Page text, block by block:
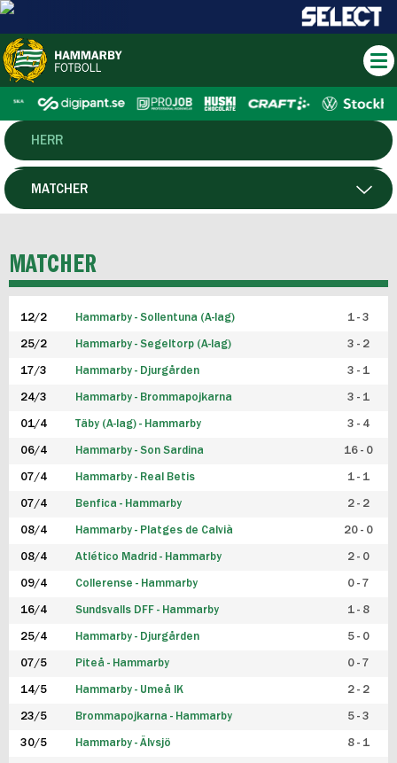
HERR
DAM
P19
F19
FUTSAL HERR
FUTSAL DAM
MATCHER
MATCHER
12/2 Hammarby - Sollentuna (A-lag) 1 - 3
25/2 Hammarby - Segeltorp (A-lag) 3 - 2
17/3 Hammarby - Djurgården 3 - 1
24/3 Hammarby - Brommapojkarna 3 - 1
01/4 Täby (A-lag) - Hammarby 3 - 4
06/4 Hammarby - Son Sardina 16 - 0
07/4 Hammarby - Real Betis 1 - 1
07/4 Benfica - Hammarby 2 - 2
08/4 Hammarby - Platges de Calvià 20 - 0
08/4 Atlético Madrid - Hammarby 2 - 0
09/4 Collerense - Hammarby 0 - 7
16/4 Sundsvalls DFF - Hammarby 1 - 8
25/4 Hammarby - Djurgården 5 - 0
07/5 Piteå - Hammarby 0 - 7
14/5 Hammarby - Umeå IK 2 - 2
23/5 Brommapojkarna - Hammarby 5 - 3
30/5 Hammarby - Älvsjö 8 - 1